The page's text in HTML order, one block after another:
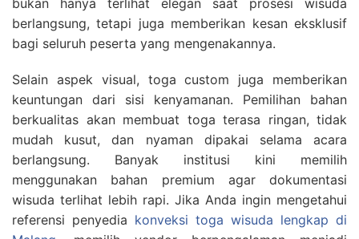
bukan hanya terlihat elegan saat prosesi wisuda
berlangsung, tetapi juga memberikan kesan eksklusif
bagi seluruh peserta yang mengenakannya.
Selain aspek visual, toga custom juga memberikan
keuntungan dari sisi kenyamanan. Pemilihan bahan
berkualitas akan membuat toga terasa ringan, tidak
mudah kusut, dan nyaman dipakai selama acara
berlangsung. Banyak institusi kini memilih
menggunakan bahan premium agar dokumentasi
wisuda terlihat lebih rapi. Jika Anda ingin mengetahui
referensi penyedia konveksi toga wisuda lengkap di